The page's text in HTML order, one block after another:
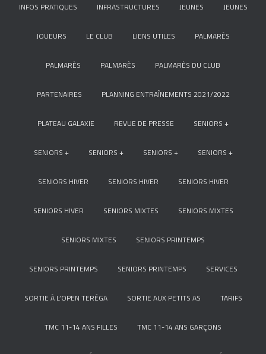
INFOS PRATIQUES INFRASTRUCTURES JEUNES JEUNES
JOUEURS LE CLUB LIENS UTILES PALMARÈS
PALMARÈS PALMARÈS PALMARÈS DU CLUB
PARTENAIRES PLANNING ENTRAÎNEMENTS 2021/2022
PLATEAU GALAXIE REVUE DE PRESSE SENIORS +
SENIORS + SENIORS + SENIORS + SENIORS +
SENIORS HIVER SENIORS HIVER SENIORS HIVER
SENIORS HIVER SENIORS MIXTES SENIORS MIXTES
SENIORS MIXTES SENIORS PRINTEMPS
SENIORS PRINTEMPS SENIORS PRINTEMPS SERVICES
SORTIE À L’OPEN TERÉGA SORTIE AUX PETITS AS TARIFS
TMC 11-14 ANS FILLES TMC 11-14 ANS GARÇONS